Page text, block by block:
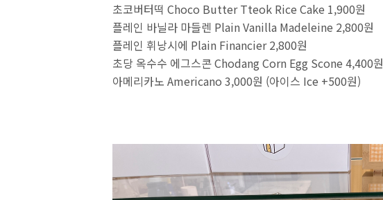
초코버터떡 Choco Butter Tteok Rice Cake 1,900원
플레인 바닐라 마들렌 Plain Vanilla Madeleine 2,800원
플레인 휘낭시에 Plain Financier 2,800원
초당 옥수수 에그스콘 Chodang Corn Egg Scone 4,400원
아메리카노 Americano 3,000원 (아이스 Ice +500원)